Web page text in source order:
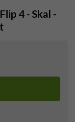
4 - Skal -